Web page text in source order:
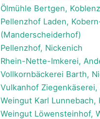
Ölmühle Bertgen,
Pellenzhof Laden,
(Manderscheiderhof)
Pellenzhof, Nickenich
Rhein-Nette-Imkerei,
Vollkornbäckerei Barth,
Vulkanhof
Weingut Karl Lunnebach,
Weingut Löwensteinhof,